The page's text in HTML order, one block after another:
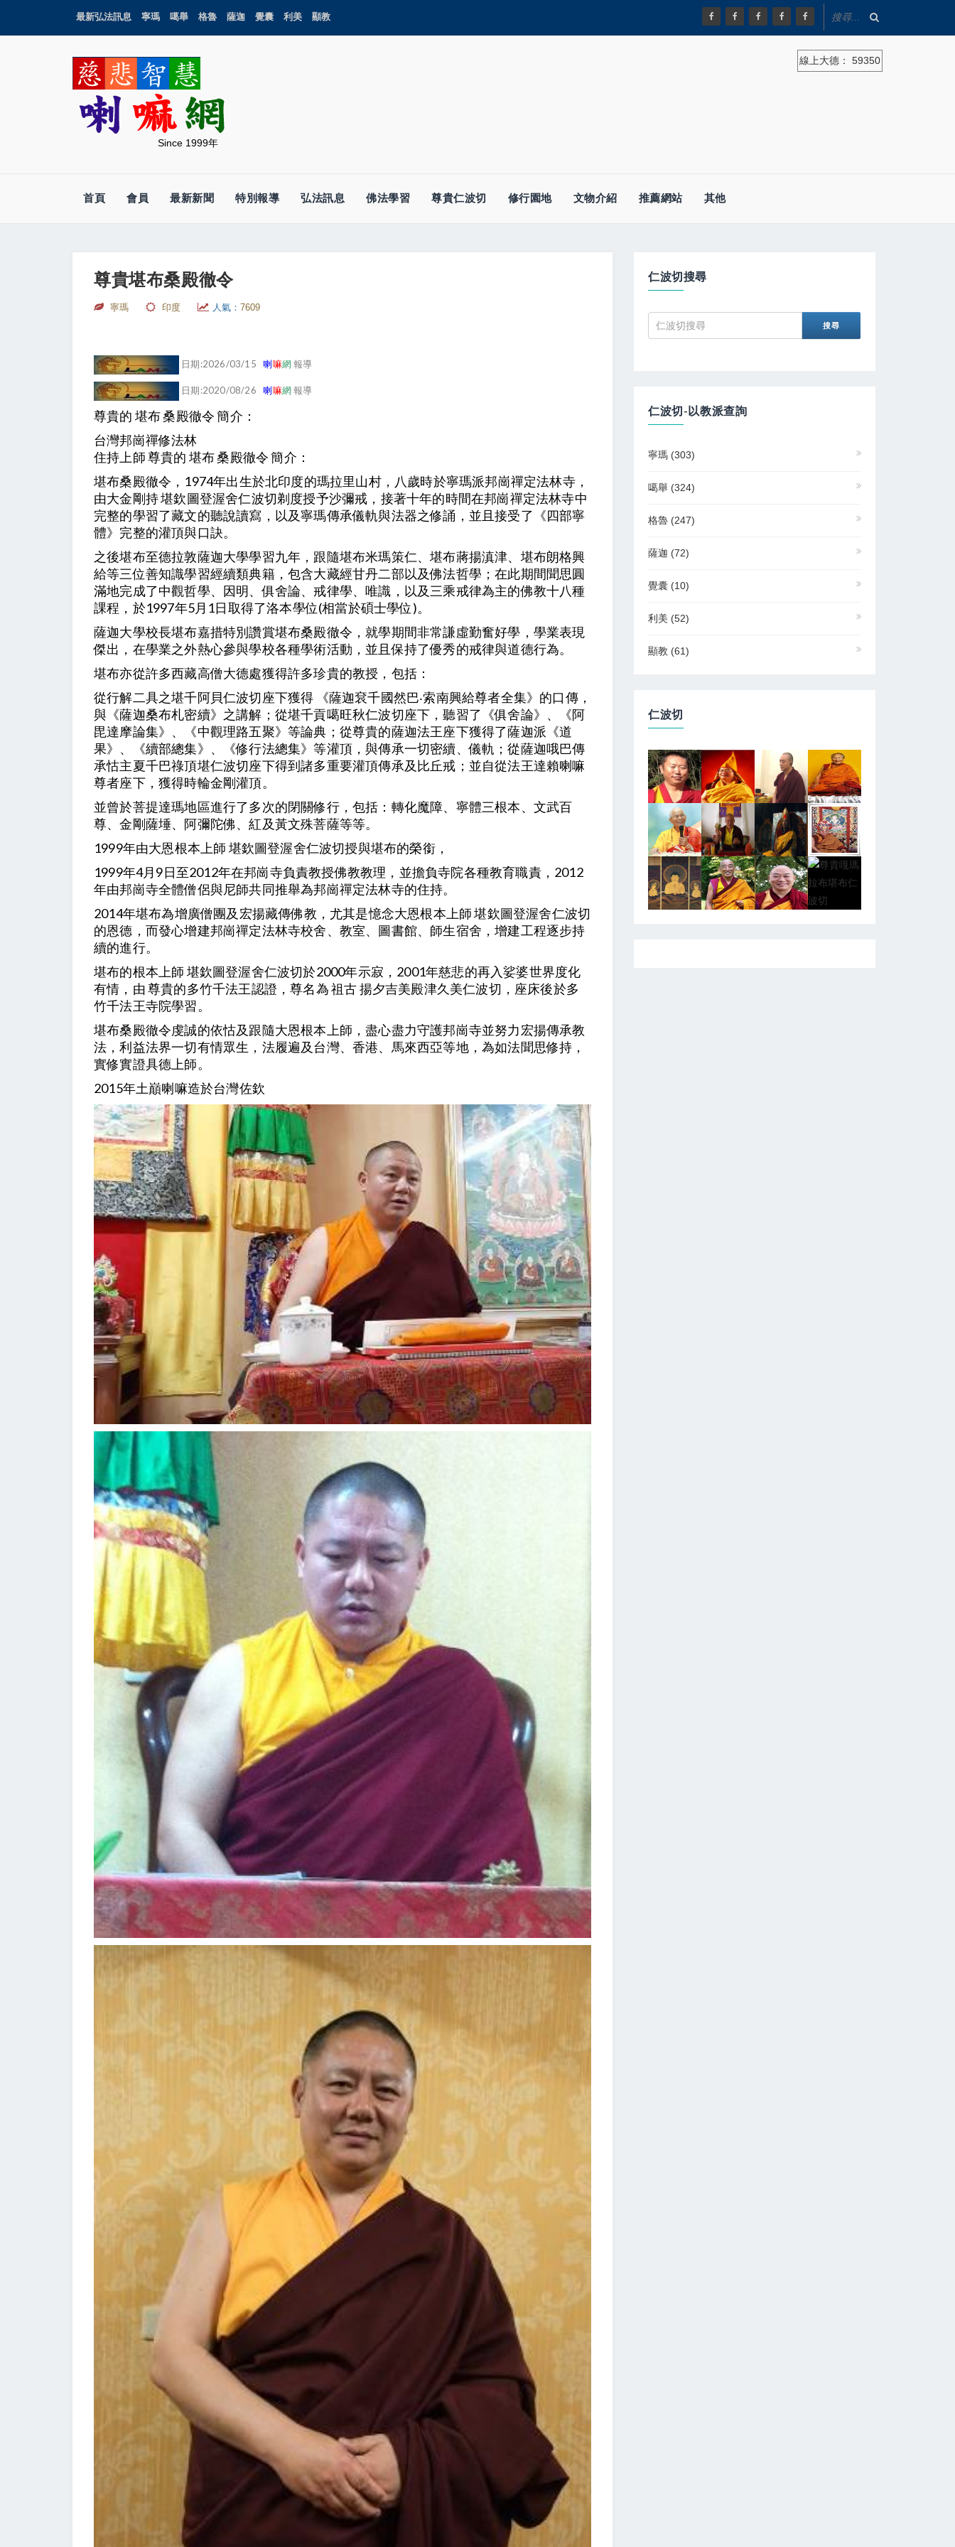
最新弘法訊息 寧瑪 噶舉 格魯 薩迦 覺囊 利美 顯教
Since 1999年
線上大德： 59350
首頁 會員 最新新聞 特別報導 弘法訊息 佛法學習 尊貴仁波切 修行園地 文物介紹 推薦網站 其他
尊貴堪布桑殿徹令
寧瑪 印度 人氣： 7609
日期:2026/03/15喇嘛網報導
日期:2020/08/26喇嘛網報導
尊貴的 堪布 桑殿徹令 簡介：
台灣邦崗禪修法林
住持上師 尊貴的 堪布 桑殿徹令 簡介：
堪布桑殿徹令，1974年出生於北印度的瑪拉里山村，八歲時於寧瑪派邦崗禪定法林寺，
由大金剛持 堪欽圖登渥舍仁波切剃度授予沙彌戒，接著十年的時間在邦崗禪定法林寺中
完整的學習了藏文的聽說讀寫，以及寧瑪傳承儀軌與法器之修誦，並且接受了《四部寧
體》完整的灌頂與口訣。
之後堪布至德拉敦薩迦大學學習九年，跟隨堪布米瑪策仁、堪布蔣揚滇津、堪布朗格興
給等三位善知識學習經續類典籍，包含大藏經甘丹二部以及佛法哲學；在此期間聞思圓
滿地完成了中觀哲學、因明、俱舍論、戒律學、唯識，以及三乘戒律為主的佛教十八種
課程，於1997年5月1日取得了洛本學位(相當於碩士學位)。
薩迦大學校長堪布嘉措特別讚賞堪布桑殿徹令，就學期間非常謙虛勤奮好學，學業表現
傑出，在學業之外熱心參與學校各種學術活動，並且保持了優秀的戒律與道德行為。
堪布亦從許多西藏高僧大德處獲得許多珍貴的教授，包括：
從行解二具之堪千阿貝仁波切座下獲得 《薩迦袞千國然巴‧索南興給尊者全集》的口傳，
與《薩迦桑布札密續》之講解；從堪千貢噶旺秋仁波切座下，聽習了《俱舍論》、《阿
毘達摩論集》、《中觀理路五聚》等論典；從尊貴的薩迦法王座下獲得了薩迦派《道
果》、《續部總集》、《修行法總集》等灌頂，與傳承一切密續、儀軌；從薩迦哦巴傳
承怙主夏千巴祿頂堪仁波切座下得到諸多重要灌頂傳承及比丘戒；並自從法王達賴喇嘛
尊者座下，獲得時輪金剛灌頂。
並曾於菩提達瑪地區進行了多次的閉關修行，包括：轉化魔障、寧體三根本、文武百
尊、金剛薩埵、阿彌陀佛、紅及黃文殊菩薩等等。
1999年由大恩根本上師 堪欽圖登渥舍仁波切授與堪布的榮銜，
1999年4月9日至2012年在邦崗寺負責教授佛教教理，並擔負寺院各種教育職責，2012
年由邦崗寺全體僧侶與尼師共同推舉為邦崗禪定法林寺的住持。
2014年堪布為增廣僧團及宏揚藏傳佛教，尤其是憶念大恩根本上師 堪欽圖登渥舍仁波切
的恩德，而發心增建邦崗禪定法林寺校舍、教室、圖書館、師生宿舍，增建工程逐步持
續的進行。
堪布的根本上師 堪欽圖登渥舍仁波切於2000年示寂，2001年慈悲的再入娑婆世界度化
有情，由 尊貴的多竹千法王認證，尊名為 祖古 揚夕吉美殿津久美仁波切，座床後於多
竹千法王寺院學習。
堪布桑殿徹令虔誠的依怙及跟隨大恩根本上師，盡心盡力守護邦崗寺並努力宏揚傳承教
法，利益法界一切有情眾生，法履遍及台灣、香港、馬來西亞等地，為如法聞思修持，
實修實證具德上師。
2015年土巔喇嘛造於台灣佐欽
仁波切搜尋
仁波切-以教派查詢
寧瑪 (303)
噶舉 (324)
格魯 (247)
薩迦 (72)
覺囊 (10)
利美 (52)
顯教 (61)
仁波切